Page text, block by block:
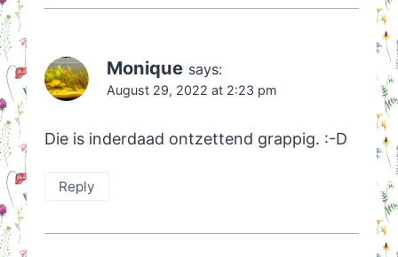
Monique says:
August 29, 2022 at 2:23 pm
Die is inderdaad ontzettend grappig. :-D
Reply